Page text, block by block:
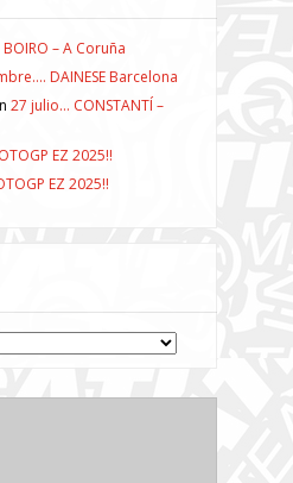
– A Coruña
DAINESE Barcelona
27 julio… CONSTANTÍ –
EZ 2025!!
EZ 2025!!